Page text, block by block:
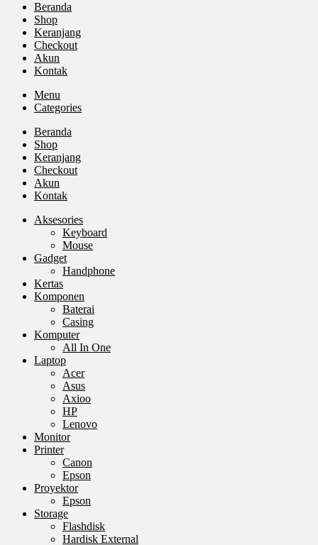
Beranda
Shop
Keranjang
Checkout
Akun
Kontak
Menu
Categories
Beranda
Shop
Keranjang
Checkout
Akun
Kontak
Aksesories
Keyboard
Mouse
Gadget
Handphone
Kertas
Komponen
Baterai
Casing
Komputer
All In One
Laptop
Acer
Asus
Axioo
HP
Lenovo
Monitor
Printer
Canon
Epson
Proyektor
Epson
Storage
Flashdisk
Hardisk External